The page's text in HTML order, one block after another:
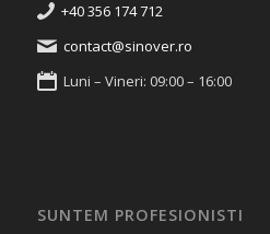
+40 356 174 712
contact@sinover.ro
Luni – Vineri: 09:00 – 16:00
SUNTEM PROFESIONISTI